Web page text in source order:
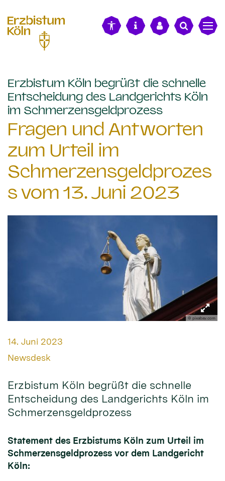
Erzbistum Köln begrüßt die schnelle
Entscheidung des Landgerichts Köln
im Schmerzensgeldprozess:
Fragen und Antworten
zum Urteil im
Schmerzensgeldprozes
s vom 13. Juni 2023
© pixabay.com
Datum:
14. Juni 2023
Von:
Newsdesk
Erzbistum Köln begrüßt die schnelle
Entscheidung des Landgerichts Köln im
Schmerzensgeldprozess
Statement des Erzbistums Köln zum Urteil im
Schmerzensgeldprozess vor dem Landgericht
Köln: